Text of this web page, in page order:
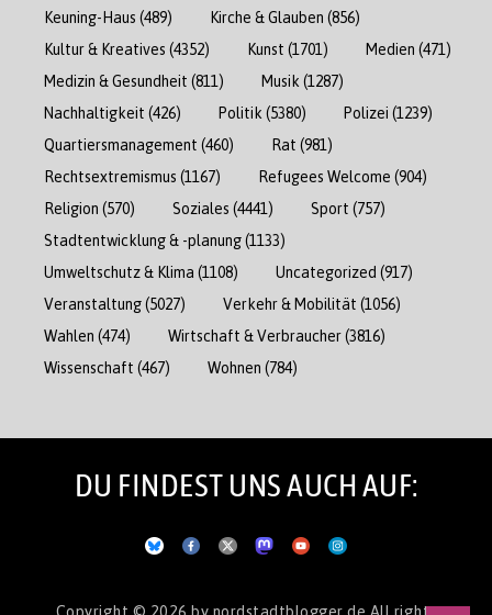
Keuning-Haus (489) Kirche & Glauben (856)
Kultur & Kreatives (4352) Kunst (1701) Medien (471)
Medizin & Gesundheit (811) Musik (1287)
Nachhaltigkeit (426) Politik (5380) Polizei (1239)
Quartiersmanagement (460) Rat (981)
Rechtsextremismus (1167) Refugees Welcome (904)
Religion (570) Soziales (4441) Sport (757)
Stadtentwicklung & -planung(1133)
Umweltschutz & Klima (1108) Uncategorized (917)
Veranstaltung(5027) Verkehr & Mobilität (1056)
Wahlen (474) Wirtschaft & Verbraucher(3816)
Wissenschaft (467) Wohnen (784)
DU FINDEST UNS AUCH AUF:
Copyright © 2026 by nordstadtblogger.de All rights